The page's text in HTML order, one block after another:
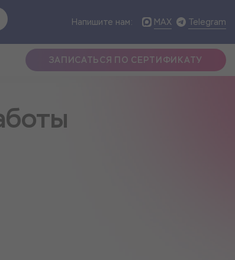
Напишите нам: MAX Telegram
ЗАПИСАТЬСЯ ПО СЕРТИФИКАТУ